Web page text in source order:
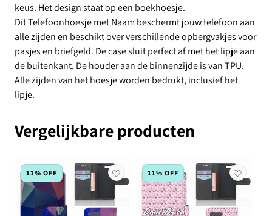
keus. Het design staat op een boekhoesje.
Dit Telefoonhoesje met Naam beschermt jouw telefoon aan
alle zijden en beschikt over verschillende opbergvakjes voor
pasjes en briefgeld. De case sluit perfect af met het lipje aan
de buitenkant. De houder aan de binnenzijde is van TPU.
Alle zijden van het hoesje worden bedrukt, inclusief het
lipje.
Vergelijkbare producten
11% OFF 11% OFF